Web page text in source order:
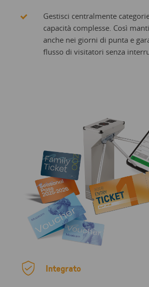
Gestisci centralmente
capacità complesse. Così
anche nei giorni di punta e
flusso di visitatori senza
Integrato